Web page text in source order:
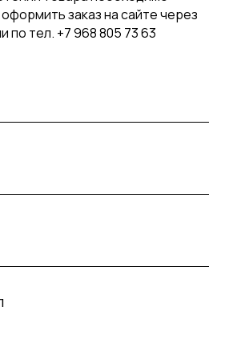
заказ на сайте через
по тел. +7 968 805 73 63